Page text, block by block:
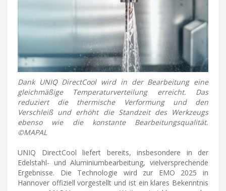
Dank UNIQ DirectCool wird in der Bearbeitung eine
gleichmäßige Temperaturverteilung erreicht. Das
reduziert die thermische Verformung und den
Verschleiß und erhöht die Standzeit des Werkzeugs
ebenso wie die konstante Bearbeitungsqualität.
©MAPAL
UNIQ DirectCool liefert bereits, insbesondere in der
Edelstahl- und Aluminiumbearbeitung, vielversprechende
Ergebnisse. Die Technologie wird zur EMO 2025 in
Hannover offiziell vorgestellt und ist ein klares Bekenntnis